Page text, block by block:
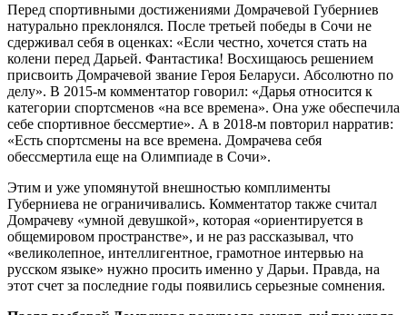
Перед спортивными достижениями Домрачевой Губерниев
натурально преклонялся. После третьей победы в Сочи не
сдерживал себя в оценках: «Если честно, хочется стать на
колени перед Дарьей. Фантастика! Восхищаюсь решением
присвоить Домрачевой звание Героя Беларуси. Абсолютно по
делу». В 2015-м комментатор говорил: «Дарья относится к
категории спортсменов «на все времена». Она уже обеспечила
себе спортивное бессмертие». А в 2018-м повторил нарратив:
«Есть спортсмены на все времена. Домрачева себя
обессмертила еще на Олимпиаде в Сочи».
Этим и уже упомянутой внешностью комплименты
Губерниева не ограничивались. Комментатор также считал
Домрачеву «умной девушкой», которая «ориентируется в
общемировом пространстве», и не раз рассказывал, что
«великолепное, интеллигентное, грамотное интервью на
русском языке» нужно просить именно у Дарьи. Правда, на
этот счет за последние годы появились серьезные сомнения.